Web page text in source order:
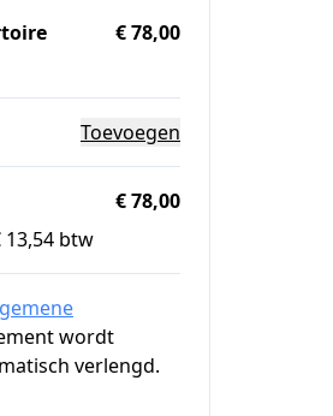
€ 78,00
Toevoegen
€ 78,00
btw
wordt
verlengd.